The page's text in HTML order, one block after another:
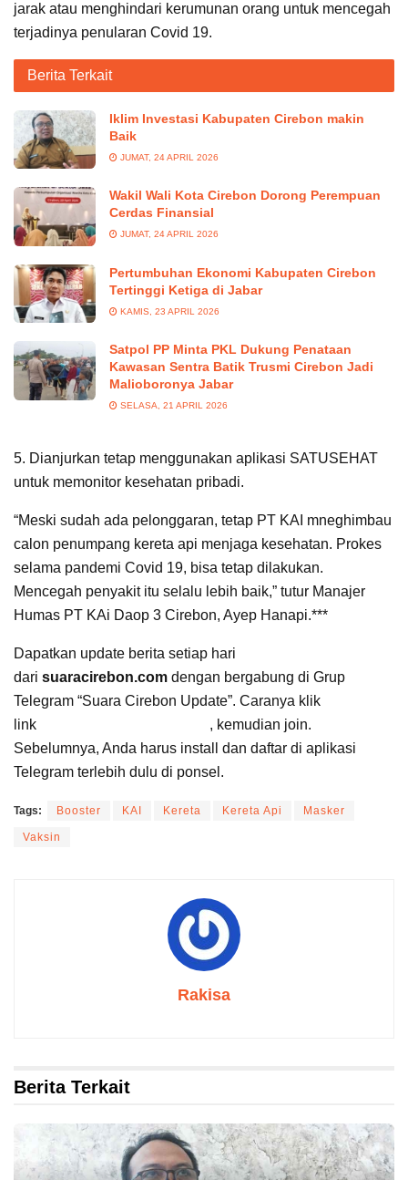
jarak atau menghindari kerumunan orang untuk mencegah
terjadinya penularan Covid 19.
Berita Terkait
Iklim Investasi Kabupaten Cirebon makin
Baik
JUMAT, 24 APRIL 2026
Wakil Wali Kota Cirebon Dorong Perempuan
Cerdas Finansial
JUMAT, 24 APRIL 2026
Pertumbuhan Ekonomi Kabupaten Cirebon
Tertinggi Ketiga di Jabar
KAMIS, 23 APRIL 2026
Satpol PP Minta PKL Dukung Penataan
Kawasan Sentra Batik Trusmi Cirebon Jadi
Malioboronya Jabar
SELASA, 21 APRIL 2026
5. Dianjurkan tetap menggunakan aplikasi SATUSEHAT
untuk memonitor kesehatan pribadi.
“Meski sudah ada pelonggaran, tetap PT KAI mneghimbau
calon penumpang kereta api menjaga kesehatan. Prokes
selama pandemi Covid 19, bisa tetap dilakukan.
Mencegah penyakit itu selalu lebih baik,” tutur Manajer
Humas PT KAi Daop 3 Cirebon, Ayep Hanapi.***
Dapatkan update berita setiap hari
dari suaracirebon.com dengan bergabung di Grup
Telegram “Suara Cirebon Update”. Caranya klik
link
, kemudian join.
Sebelumnya, Anda harus install dan daftar di aplikasi
Telegram terlebih dulu di ponsel.
Tags: Booster KAI Kereta Kereta Api Masker
Vaksin
Rakisa
Berita Terkait